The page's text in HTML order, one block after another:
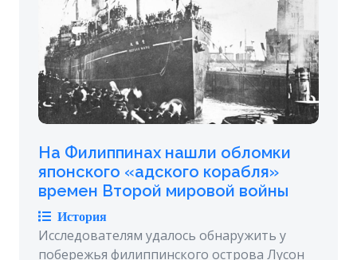
На Филиппинах нашли обломки
японского «адского корабля»
времен Второй мировой войны
История
Исследователям удалось обнаружить у
побережья филиппинского острова Лусон